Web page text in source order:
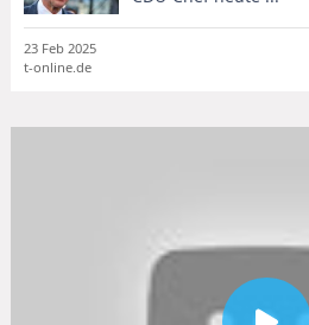
23 Feb 2025
t-online.de
Support Ukraine
❤
Share this widget